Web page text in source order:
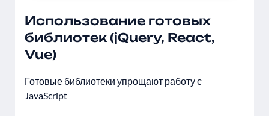
Использование готовых
библиотек (jQuery, React,
Vue)
Готовые библиотеки упрощают работу с
JavaScript